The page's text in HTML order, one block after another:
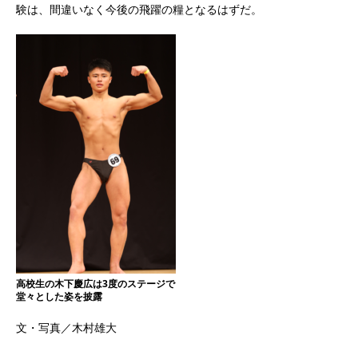
験は、間違いなく今後の飛躍の糧となるはずだ。
高校生の木下慶広は3度のステージで
堂々とした姿を披露
文・写真／木村雄大